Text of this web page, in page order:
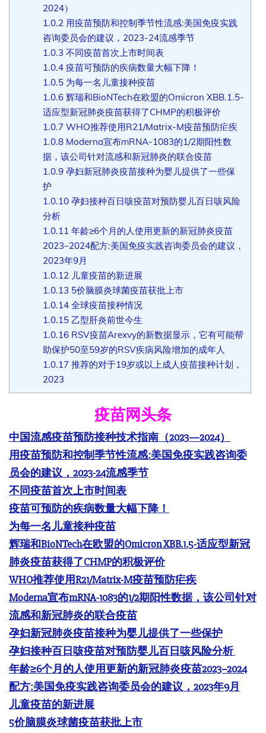
2024）
1.0.2用疫苗预防和控制季节性流感:美国免疫实践
咨询委员会的建议，2023-24流感季节
1.0.3 不同疫苗首次上市时间表
1.0.4疫苗可预防的疾病数量大幅下降！
1.0.5为每一名儿童接种疫苗
1.0.6辉瑞和BioNTech在欧盟的Omicron XBB.1.5-
适应型新冠肺炎疫苗获得了CHMP的积极评价
1.0.7WHO推荐使用R21/Matrix-M疫苗预防疟疾
1.0.8Moderna宣布mRNA-1083的1/2期阳性数
据，该公司针对流感和新冠肺炎的联合疫苗
1.0.9孕妇新冠肺炎疫苗接种为婴儿提供了一些保
护
1.0.10孕妇接种百日咳疫苗对预防婴儿百日咳风险
分析
1.0.11 年龄≥6个月的人使用更新的新冠肺炎疫苗
2023–2024配方:美国免疫实践咨询委员会的建议，
2023年9月
1.0.12儿童疫苗的新进展
1.0.13 5价脑膜炎球菌疫苗获批上市
1.0.14全球疫苗接种情况
1.0.15乙型肝炎前世今生
1.0.16RSV疫苗Arexvy的新数据显示，它有可能帮
助保护50至59岁的RSV疾病风险增加的成年人
1.0.17推荐的对于19岁或以上成人疫苗接种计划，
2023
疫苗网头条
中国流感疫苗预防接种技术指南（2023—2024）
用疫苗预防和控制季节性流感:美国免疫实践咨询委
员会的建议，2023-24流感季节
不同疫苗首次上市时间表
疫苗可预防的疾病数量大幅下降！
为每一名儿童接种疫苗
辉瑞和BioNTech在欧盟的Omicron XBB.1.5-适应型新冠
肺炎疫苗获得了CHMP的积极评价
WHO推荐使用R21/Matrix-M疫苗预防疟疾
Moderna宣布mRNA-1083的1/2期阳性数据，该公司针对
流感和新冠肺炎的联合疫苗
孕妇新冠肺炎疫苗接种为婴儿提供了一些保护
孕妇接种百日咳疫苗对预防婴儿百日咳风险分析
年龄≥6个月的人使用更新的新冠肺炎疫苗2023–2024
配方:美国免疫实践咨询委员会的建议，2023年9月
儿童疫苗的新进展
5价脑膜炎球菌疫苗获批上市